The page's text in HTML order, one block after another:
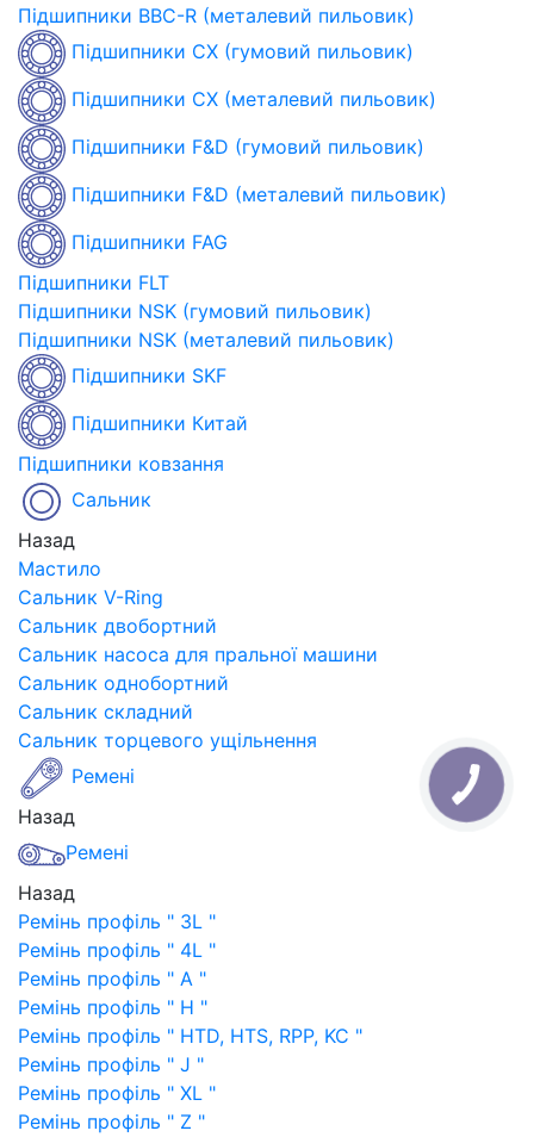
Підшипники BBC-R (металевий пильовик)
Підшипники CX (гумовий пильовик)
Підшипники CX (металевий пильовик)
Підшипники F&D (гумовий пильовик)
Підшипники F&D (металевий пильовик)
Підшипники FAG
Підшипники FLT
Підшипники NSK (гумовий пильовик)
Підшипники NSK (металевий пильовик)
Підшипники SKF
Підшипники Китай
Підшипники ковзання
Сальник
Назад
Мастило
Сальник V-Ring
Сальник двобортний
Сальник насоса для пральної машини
Сальник однобортний
Сальник складний
Сальник торцевого ущільнення
Ремені
Назад
Ремені
Назад
Ремінь профіль " 3L "
Ремінь профіль " 4L "
Ремінь профіль " A "
Ремінь профіль " H "
Ремінь профіль " HTD, HTS, RPP, KC "
Ремінь профіль " J "
Ремінь профіль " XL "
Ремінь профіль " Z "